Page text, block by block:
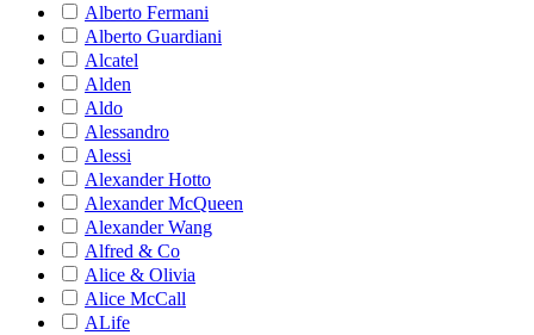
Alberto Fermani
Alberto Guardiani
Alcatel
Alden
Aldo
Alessandro
Alessi
Alexander Hotto
Alexander McQueen
Alexander Wang
Alfred & Co
Alice & Olivia
Alice McCall
ALife